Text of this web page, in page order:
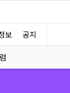
보 공지